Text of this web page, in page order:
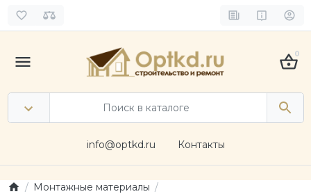
0
info@optkd.ru Контакты
Монтажные материалы